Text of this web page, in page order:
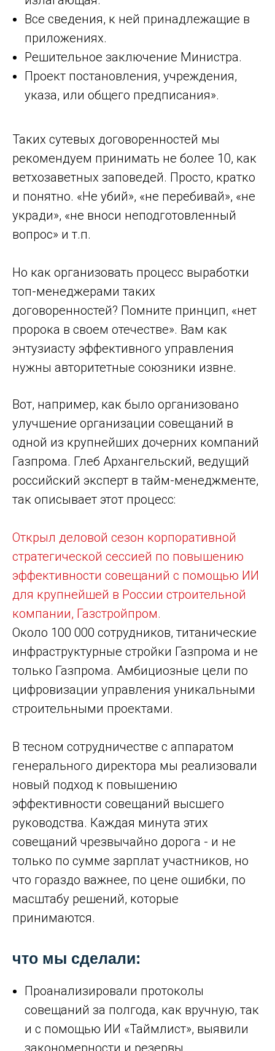
Все сведения, к ней принадлежащие в
приложениях.
Решительное заключение Министра.
Проект постановления, учреждения,
указа, или общего предписания».
Таких сутевых договоренностей мы
рекомендуем принимать не более 10, как
ветхозаветных заповедей. Просто, кратко
и понятно. «Не убий», «не перебивай», «не
укради», «не вноси неподготовленный
вопрос» и т.п.
Но как организовать процесс выработки
топ-менеджерами таких
договоренностей? Помните принцип, «нет
пророка в своем отечестве». Вам как
энтузиасту эффективного управления
нужны авторитетные союзники извне.
Вот, например, как было организовано
улучшение организации совещаний в
одной из крупнейших дочерних компаний
Газпрома. Глеб Архангельский, ведущий
российский эксперт в тайм-менеджменте,
так описывает этот процесс:
Открыл деловой сезон корпоративной
стратегической сессией по повышению
эффективности совещаний с помощью ИИ
для крупнейшей в России строительной
компании, Газстройпром.
Около 100 000 сотрудников, титанические
инфраструктурные стройки Газпрома и не
только Газпрома. Амбициозные цели по
цифровизации управления уникальными
строительными проектами.
В тесном сотрудничестве с аппаратом
генерального директора мы реализовали
новый подход к повышению
эффективности совещаний высшего
руководства. Каждая минута этих
совещаний чрезвычайно дорога - и не
только по сумме зарплат участников, но
что гораздо важнее, по цене ошибки, по
масштабу решений, которые
принимаются.
что мы сделали:
Проанализировали протоколы
совещаний за полгода, как вручную, так
и с помощью ИИ «Таймлист», выявили
закономерности и резервы.